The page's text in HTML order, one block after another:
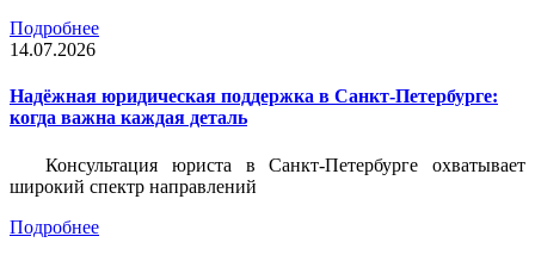
Подробнее
14.07.2026
Надёжная юридическая поддержка в Санкт-Петербурге:
когда важна каждая деталь
Консультация юриста в Санкт-Петербурге охватывает
широкий спектр направлений
Подробнее